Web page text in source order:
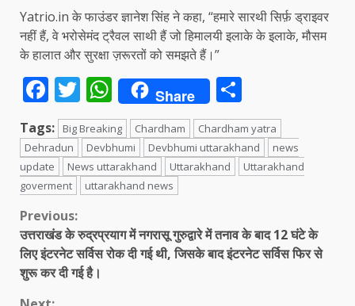
Yatrio.in के फाउंडर ज्ञानेश सिंह ने कहा, “हमारे सारथी सिर्फ़ ड्राइवर
नहीं हैं, वे भरोसेमंद ट्रैवल साथी हैं जो हिमालयी इलाके के इलाके, मौसम
के हालात और सुरक्षा ज़रूरतों को समझते हैं।”
Facebook
Twitter
WhatsApp
Share
Tags: Big Breaking Chardham
Chardham yatra
Dehradun
Devbhumi Devbhumi uttarakhand
news
update
News uttarakhand Uttarakhand
Uttarakhand
goverment
uttarakhand news
Continue
Reading
Previous:
उत्तराखंड के रुद्रप्रयाग में नगरासू गुरुद्वारे में तनाव के बाद 12 घंटे के
लिए इंटरनेट सर्विस रोक दी गई थी, जिसके बाद इंटरनेट सर्विस फिर से
शुरू कर दी गई है।